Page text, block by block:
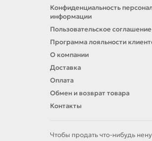
Конфиденциальность
информации
Пользовательское соглашение
Программа лояльности
О компании
Доставка
Оплата
Обмен и возврат товара
Контакты
Чтобы продать что-нибудь